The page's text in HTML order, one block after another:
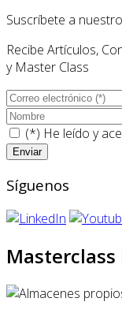
Suscríbete a
Recibe Artículos,
y Master Class
(*) He leído y
Síguenos
Masterclass